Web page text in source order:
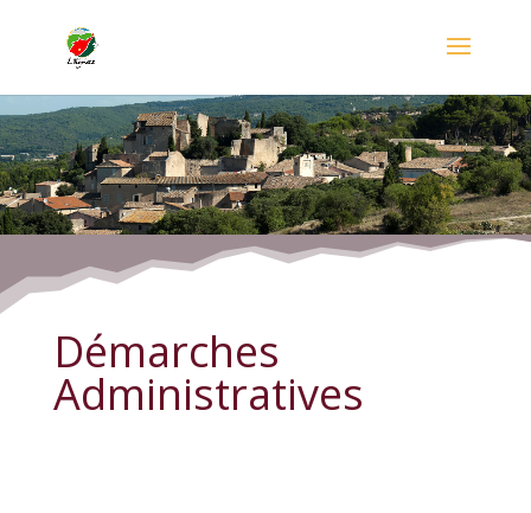
Démarches Administratives
Démarches
Administratives